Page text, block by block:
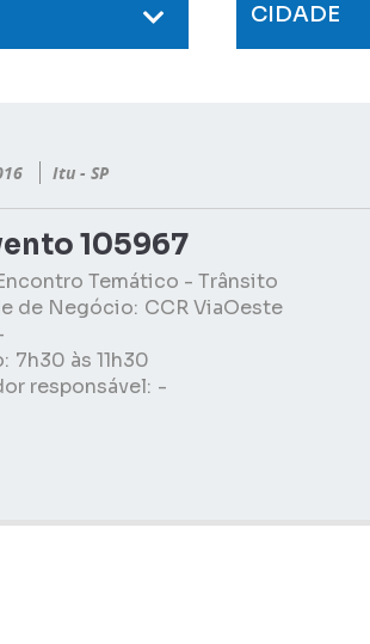
CIDADE
Itu - SP
105967
Temático - Trânsito
de Negócio: CCR ViaOeste
7h30 às 11h30
responsável: -